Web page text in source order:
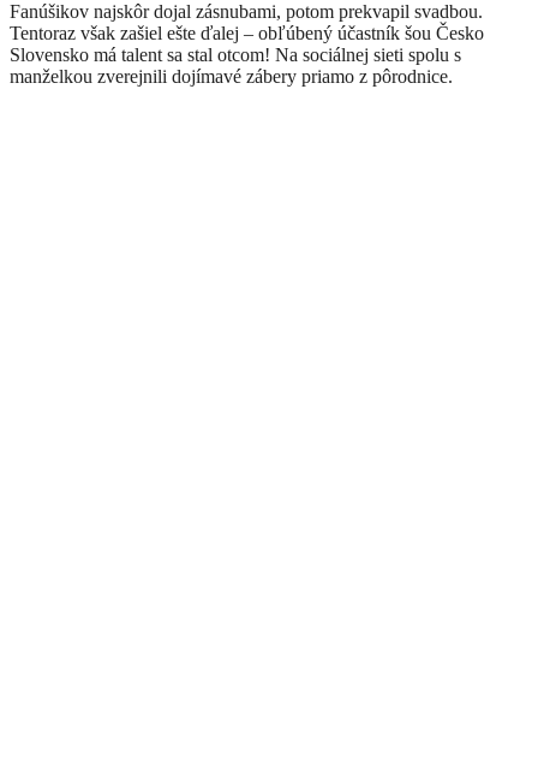
Fanúšikov najskôr dojal zásnubami, potom prekvapil svadbou.
Tentoraz však zašiel ešte ďalej – obľúbený účastník šou Česko
Slovensko má talent sa stal otcom! Na sociálnej sieti spolu s
manželkou zverejnili dojímavé zábery priamo z pôrodnice.